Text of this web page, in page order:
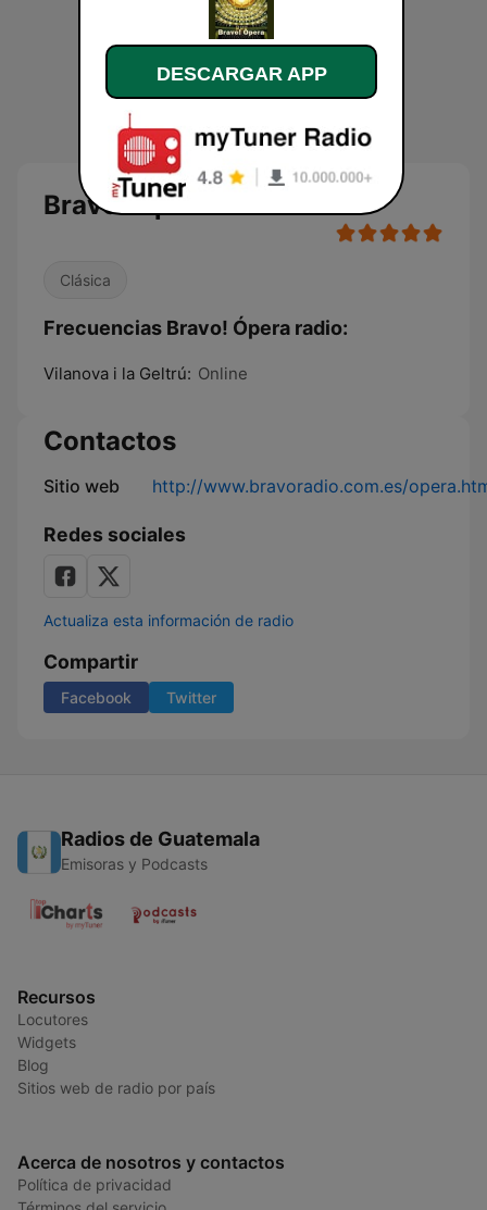
Bravo! Ópera radio
Clásica
Frecuencias Bravo! Ópera radio:
Vilanova i la Geltrú: Online
Contactos
Sitio web http://www.bravoradio.com.es/
Redes sociales
Actualiza esta información de radio
Compartir
Facebook Twitter
Radios de Guatemala
Emisoras y Podcasts
Recursos
Locutores
Widgets
Blog
Sitios web de radio por país
Acerca de nosotros y contactos
Política de privacidad
DESCARGAR APP